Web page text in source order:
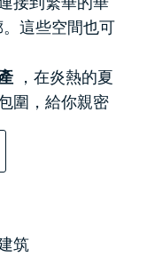
這些空間也可
，在炎熱的夏
圍，給你親密
。
湖，它創建了
迷人的春天。
筑